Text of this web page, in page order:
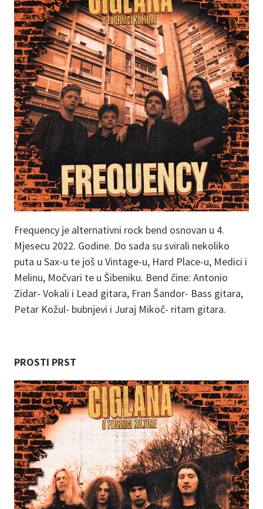
Frequency je alternativni rock bend osnovan u 4.
Mjesecu 2022. Godine. Do sada su svirali nekoliko
puta u Sax-u te još u Vintage-u, Hard Place-u, Medici i
Melinu, Močvari te u Šibeniku. Bend čine: Antonio
Zidar- Vokali i Lead gitara, Fran Šandor- Bass gitara,
Petar Kožul- bubnjevi i Juraj Mikoč- ritam gitara.
PROSTI PRST